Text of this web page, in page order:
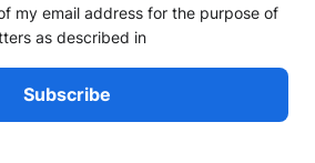
my email address for the purpose of
as described in